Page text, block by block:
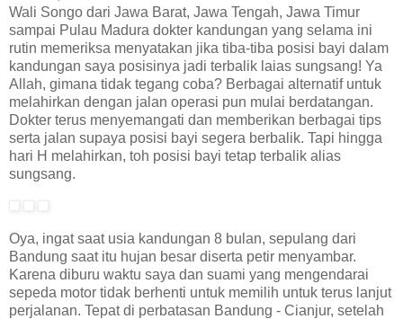
Wali Songo dari Jawa Barat, Jawa Tengah, Jawa Timur
sampai Pulau Madura dokter kandungan yang selama ini
rutin memeriksa menyatakan jika tiba-tiba posisi bayi dalam
kandungan saya posisinya jadi terbalik laias sungsang! Ya
Allah, gimana tidak tegang coba? Berbagai alternatif untuk
melahirkan dengan jalan operasi pun mulai berdatangan.
Dokter terus menyemangati dan memberikan berbagai tips
serta jalan supaya posisi bayi segera berbalik. Tapi hingga
hari H melahirkan, toh posisi bayi tetap terbalik alias
sungsang.
Oya, ingat saat usia kandungan 8 bulan, sepulang dari
Bandung saat itu hujan besar diserta petir menyambar.
Karena diburu waktu saya dan suami yang mengendarai
sepeda motor tidak berhenti untuk memilih untuk terus lanjut
perjalanan. Tepat di perbatasan Bandung - Cianjur, setelah